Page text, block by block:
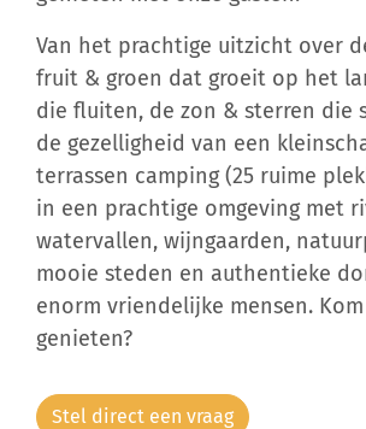
Van het prachtige uitzicht over
fruit & groen dat groeit op het
die fluiten, de zon & sterren die
de gezelligheid van een
terrassen camping (25 ruime
in een prachtige omgeving met
watervallen, wijngaarden,
mooie steden en authentieke
enorm vriendelijke mensen.
genieten?
Stel direct een vraag